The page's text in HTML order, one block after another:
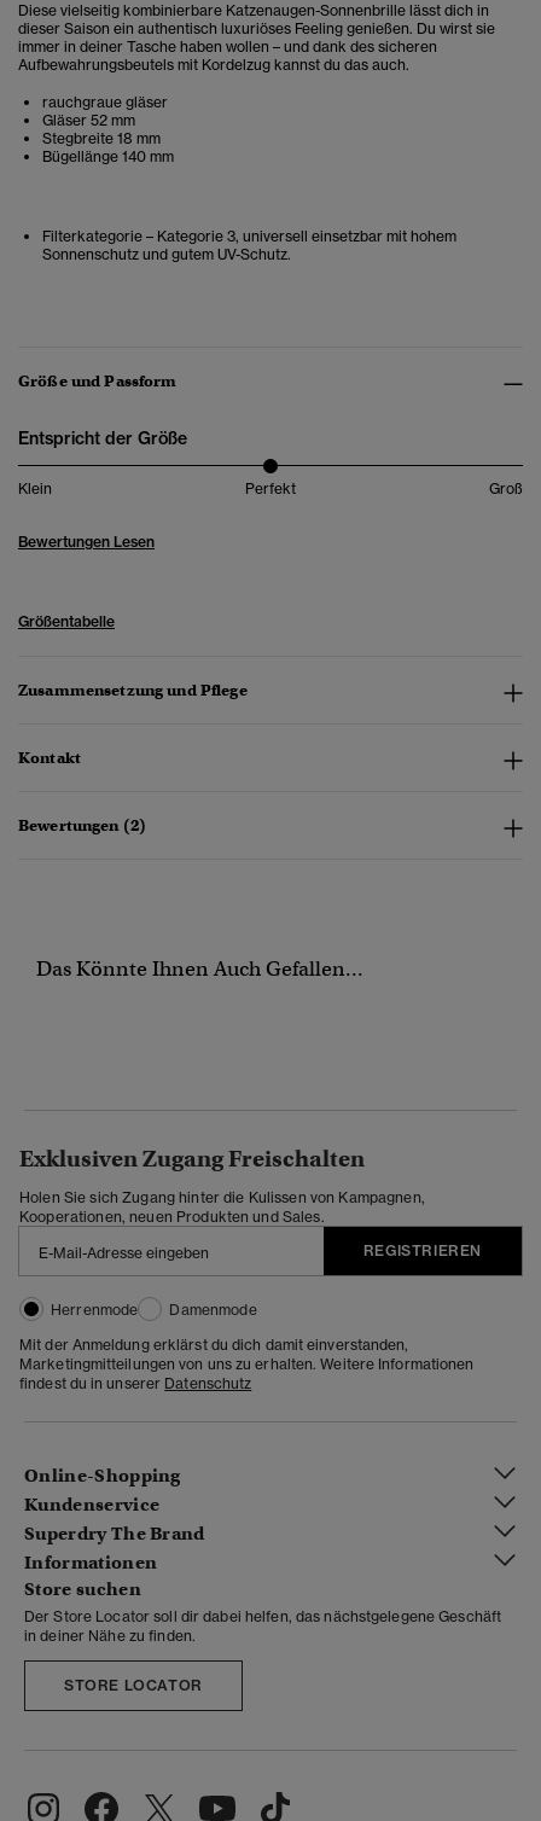
Diese vielseitig kombinierbare Katzenaugen-Sonnenbrille lässt dich in
dieser Saison ein authentisch luxuriöses Feeling genießen. Du wirst sie
immer in deiner Tasche haben wollen – und dank des sicheren
Aufbewahrungsbeutels mit Kordelzug kannst du das auch.
rauchgraue gläser
Gläser 52 mm
Stegbreite 18 mm
Bügellänge 140 mm
Filterkategorie – Kategorie 3, universell einsetzbar mit hohem
Sonnenschutz und gutem UV-Schutz.
Größe und Passform
Entspricht der Größe
Klein Perfekt Groß
Bewertungen Lesen
Größentabelle
Zusammensetzung und Pflege
Kontakt
Bewertungen (2)
Das Könnte Ihnen Auch Gefallen...
Exklusiven Zugang Freischalten
Holen Sie sich Zugang hinter die Kulissen von Kampagnen,
Kooperationen, neuen Produkten und Sales.
REGISTRIEREN
Herrenmode
Damenmode
Mit der Anmeldung erklärst du dich damit einverstanden,
Marketingmitteilungen von uns zu erhalten. Weitere Informationen
findest du in unserer Datenschutz
Online-Shopping
Kundenservice
Superdry The Brand
Informationen
Store suchen
Der Store Locator soll dir dabei helfen, das nächstgelegene Geschäft
in deiner Nähe zu finden.
STORE LOCATOR